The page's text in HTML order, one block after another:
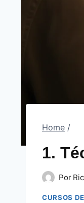
Home /
1.
Por
CURSOS